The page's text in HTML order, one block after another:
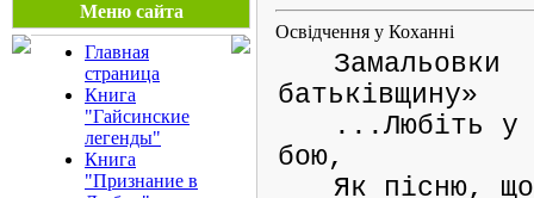
Меню сайта
Главная
страница
Книга
"Гайсинские
легенды"
Книга
"Признание в
Освідчення у Коханні
батьківщину»
...Любіть у
бою,
Як пісню,